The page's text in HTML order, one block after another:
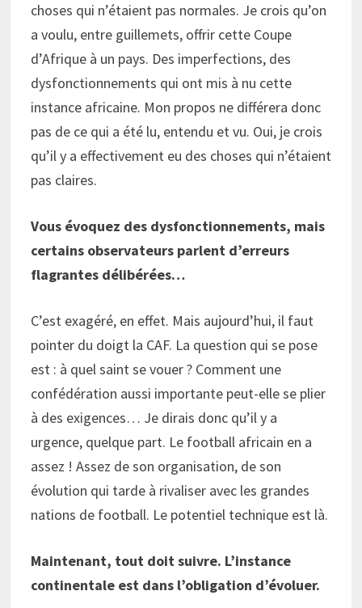
choses qui n’étaient pas normales. Je crois qu’on
a voulu, entre guillemets, offrir cette Coupe
d’Afrique à un pays. Des imperfections, des
dysfonctionnements qui ont mis à nu cette
instance africaine. Mon propos ne différera donc
pas de ce qui a été lu, entendu et vu. Oui, je crois
qu’il y a effectivement eu des choses qui n’étaient
pas claires.
Vous évoquez des dysfonctionnements, mais
certains observateurs parlent d’erreurs
flagrantes délibérées…
C’est exagéré, en effet. Mais aujourd’hui, il faut
pointer du doigt la CAF. La question qui se pose
est : à quel saint se vouer ? Comment une
confédération aussi importante peut-elle se plier
à des exigences… Je dirais donc qu’il y a
urgence, quelque part. Le football africain en a
assez ! Assez de son organisation, de son
évolution qui tarde à rivaliser avec les grandes
nations de football. Le potentiel technique est là.
Maintenant, tout doit suivre. L’instance
continentale est dans l’obligation d’évoluer.